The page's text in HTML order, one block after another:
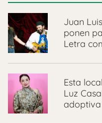
Juan
ponen
Letra
Esta
Luz
adoptiva